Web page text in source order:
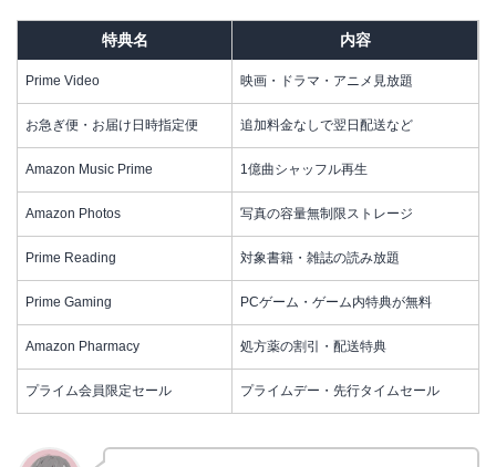
特典名 内容
Prime Video 映画・ドラマ・アニメ見放題
お急ぎ便・お届け日時指定便 追加料金なしで翌日配送など
Amazon Music Prime 1億曲シャッフル再生
Amazon Photos 写真の容量無制限ストレージ
Prime Reading 対象書籍・雑誌の読み放題
Prime Gaming PCゲーム・ゲーム内特典が無料
Amazon Pharmacy 処方薬の割引・配送特典
プライム会員限定セール プライムデー・先行タイムセール